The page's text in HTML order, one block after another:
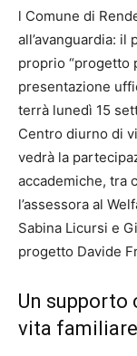
l Comune di
all’avanguardia:
proprio “progetto
presentazione
terrà lunedì 15
Centro diurno di
vedrà la
accademiche, tra
l’assessora al
Sabina Licursi e
progetto Davide
Un
vita familiare